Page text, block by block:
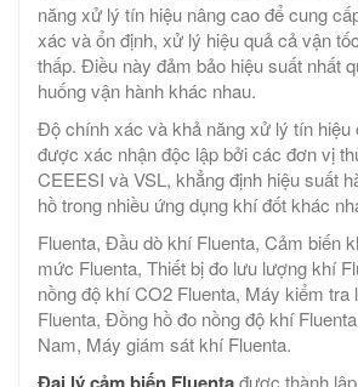
năng xử lý tín hiệu nâng cao để cung
xác và ổn định, xử lý hiệu quả cả vận
thấp. Điều này đảm bảo hiệu suất nhất
huống vận hành khác nhau.
Độ chính xác và khả năng xử lý tín hiệu
được xác nhận độc lập bởi các đơn vị
CEEESI và VSL, khẳng định hiệu suất
hồ trong nhiều ứng dụng khí đốt khác
Fluenta, Đầu dò khí Fluenta, Cảm biến
mức Fluenta, Thiết bị đo lưu lượng khí
nồng độ khí CO2 Fluenta, Máy kiểm
Fluenta, Đồng hồ đo nồng độ khí
Nam, Máy giám sát khí Fluenta.
Đại lý cảm biến Fluentađược thành